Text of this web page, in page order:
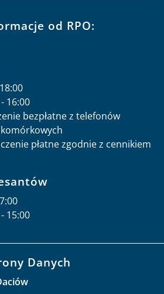
od RPO:
16:00
bezpłatne z telefonów
płatne zgodnie z cennikiem
15:00
Danych